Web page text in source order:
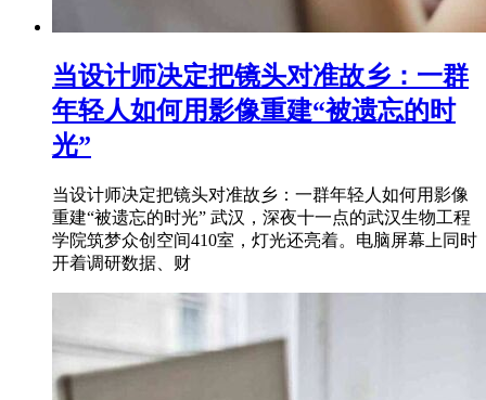
当设计师决定把镜头对准故乡：一群
年轻人如何用影像重建“被遗忘的时
光”
当设计师决定把镜头对准故乡：一群年轻人如何用影像
重建“被遗忘的时光” 武汉，深夜十一点的武汉生物工程
学院筑梦众创空间410室，灯光还亮着。电脑屏幕上同时
开着调研数据、财